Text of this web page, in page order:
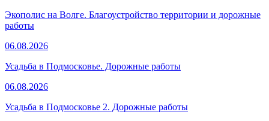
Экополис на Волге. Благоустройство территории и дорожные
работы
06.08.2026
Усадьба в Подмосковье. Дорожные работы
06.08.2026
Усадьба в Подмосковье 2. Дорожные работы